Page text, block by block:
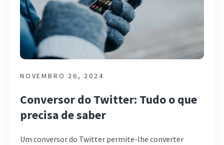
NOVEMBRO 26, 2024
Conversor do Twitter: Tudo o que
precisa de saber
Um conversor do Twitter permite-lhe converter